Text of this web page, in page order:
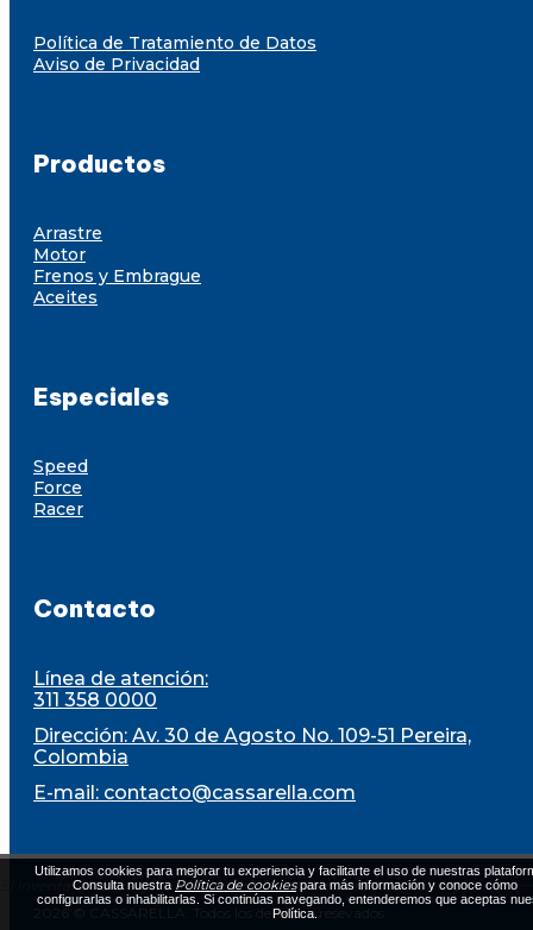
El inventario está sujeto a disponibilidad al momento de la compra
Política de Tratamiento de Datos
Aviso de Privacidad
Productos
Arrastre
Motor
Frenos y Embrague
Aceites
Especiales
Speed
Force
Racer
Contacto
Línea de atención:
311 358 0000
Dirección: Av. 30 de Agosto No. 109-51 Pereira,
Colombia
E-mail: contacto@cassarella.com
2026 © CASSARELLA. Todos los derechos resevados
Utilizamos cookies para mejorar tu experiencia y facilitarte el uso de nuestras
Consulta nuestra Política de cookiespara más información y conoce cómo
configurarlas o inhabilitarlas. Si continúas navegando, entenderemos que aceptas
Política.